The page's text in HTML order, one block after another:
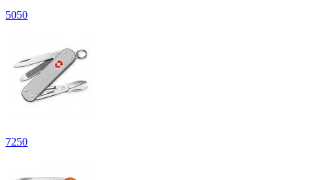
5050
7250